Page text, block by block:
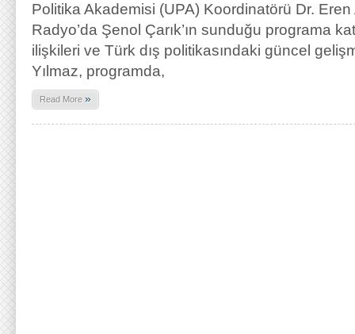
Politika Akademisi (UPA) Koordinatörü Dr. Eren
Radyo’da Şenol Çarık’ın sunduğu programa
ilişkileri ve Türk dış politikasındaki güncel
Yılmaz, programda,
Read More »